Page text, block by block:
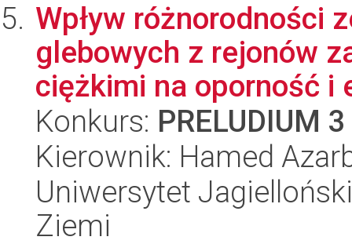
Wpływ różnorodności
glebowych z rejonów
ciężkimi na oporność i
Konkurs: PRELUDIUM 3
Kierownik: Hamed
Uniwersytet
Ziemi